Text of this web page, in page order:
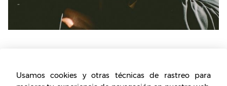
clientes
Usamos cookies y otras técnicas de rastreo para